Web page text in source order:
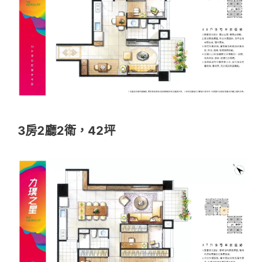
3房2廳2衛，42坪